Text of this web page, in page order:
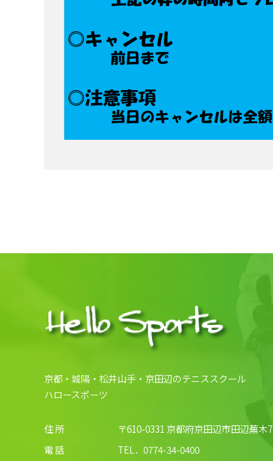
京都・城陽・松井山手・京田辺のテニススクール
ハロースポーツ
住 所
〒610-0331 京都府京田辺市田辺蕪木7
電 話
TEL． 0774-34-0400